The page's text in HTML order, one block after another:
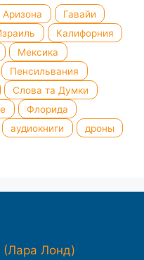
Аризона
Гавайи
Калифорния
Мексика
Пенсильвания
Слова та Думки
Флорида
аудиокниги
дроны
(Лара Лонд)